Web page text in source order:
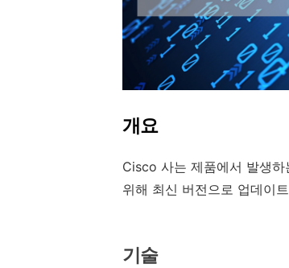
개요
Cisco 사는 제품에서 발생
위해 최신 버전으로 업데이
기술